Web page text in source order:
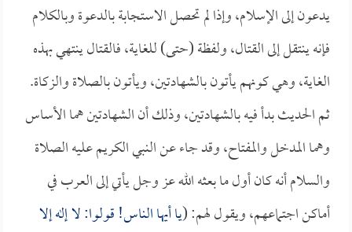
يدعون إلى الإسلام، وإذا لم تحصل الاستجابة بالدعوة وبالكلام
فإنه ينتقل إلى القتال، ولفظة (حتى) للغاية، فالقتال ينتهي بهذه
الغاية، وهي كونهم يأتون بالشهادتين، ويأتون بالصلاة والزكاة.
ثم الحديث بدأ فيه بالشهادتين، وذلك أن الشهادتين هما الأساس
وهما المدخل والمفتاح، وقد جاء عن النبي الكريم عليه الصلاة
والسلام أنه كان أول ما بعثه الله عز وجل يأتي إلى العرب في
أماكن اجتماعهم، ويقول لهم: (يا أيها الناس! قولوا: لا إله إلا